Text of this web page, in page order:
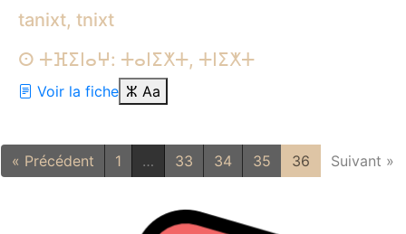
tanixt, tnixt
ⵙ ⵜⴼⵉⵏⴰⵖ: ⵜⴰⵏⵉⵅⵜ, ⵜⵏⵉⵅⵜ
Voir la fiche ⵣ Aa
« Précédent 1 … 33 34 35 36 Suivant »